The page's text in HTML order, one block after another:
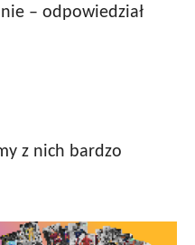
– odpowiedział
z nich bardzo